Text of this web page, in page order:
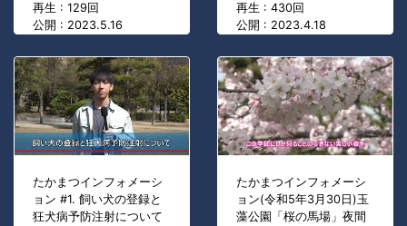
再生 : 129回
公開 : 2023.5.16
再生 : 430回
公開 : 2023.4.18
たかまつインフォメーシ
ョン #1. 飼い犬の登録と
狂犬病予防注射について
たかまつインフォメーシ
ョン(令和5年3月30日)玉
藻公園「桜の馬場」夜間